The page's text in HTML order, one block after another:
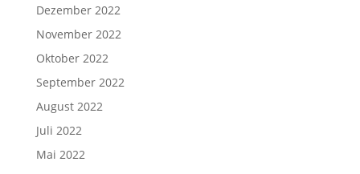
Dezember 2022
November 2022
Oktober 2022
September 2022
August 2022
Juli 2022
Mai 2022